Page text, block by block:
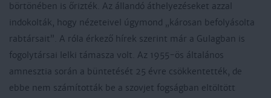
börtönében is őrizték. Az állandó áthelyezéseket azzal
indokolták, hogy nézeteivel úgymond „károsan befolyásolta
rabtársait”. A róla érkező hírek szerint már a Gulagban is
fogolytársai lelki támasza volt. Az 1955-ös általános
amnesztia során a büntetését 25 évre csökkentették, de
ebbe nem számították be a szovjet fogságban eltöltött